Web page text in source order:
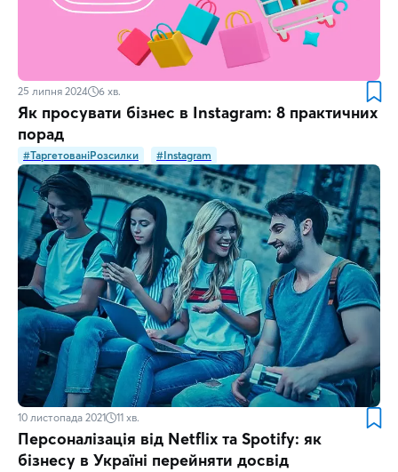
25 липня 2024 6 хв.
Як просувати бізнес в Instagram: 8 практичних
порад
#ТаргетованіРозсилки #Instagram
10 листопада 2021 11 хв.
Персоналізація від Netflix та Spotify: як
бізнесу в Україні перейняти досвід